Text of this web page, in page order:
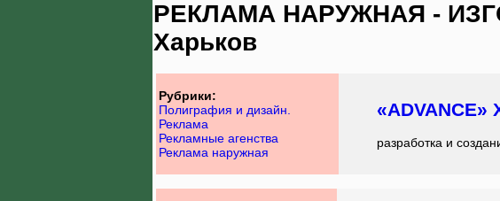
РЕКЛАМА НАРУЖНАЯ -
Харьков
Рубрики:
Полиграфия и дизайн.
Реклама
Рекламные агенства
Реклама наружная
«ADVANCE»
разработка и